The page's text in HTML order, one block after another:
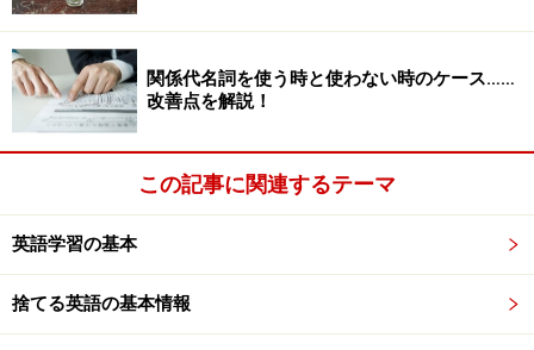
ね。「来月40歳になります」と言いたいなら、I am
turning 40 years old next monthと言います。
七五三の英語例文3：いつ行われるの？
11月15日にお祝いします。
Shichi-go-san is celebrated on November 15th.
”is celebrated”の代わりに、”is held”や”takes place”も使
関係代名詞を使う時と使わない時のケース……
改善点を解説！
この記事に関連するテーマ
英語学習の基本
捨てる英語の基本情報